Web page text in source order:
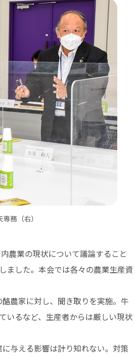
務（右）
農業の現状について議論すること
ました。本会では各々の農業生産資
農家に対し、聞き取りを実施。牛
いるなど、生産者からは厳しい現状
与える影響は計り知れない。対策